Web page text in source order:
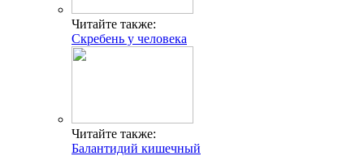
Читайте также:
Скребень у человека
Читайте также:
Балантидий кишечный